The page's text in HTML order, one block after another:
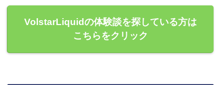
VolstarLiquidの体験談を探している方は
こちらをクリック